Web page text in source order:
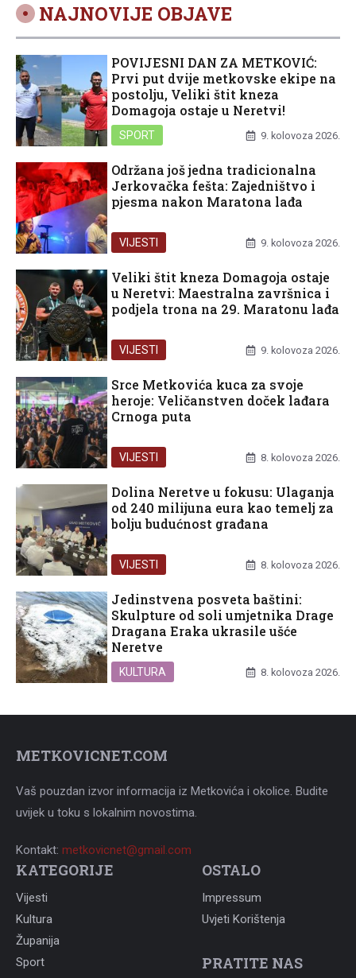
NAJNOVIJE OBJAVE
POVIJESNI DAN ZA METKOVIĆ:
Prvi put dvije metkovske ekipe na
postolju, Veliki štit kneza
Domagoja ostaje u Neretvi!
SPORT 9. kolovoza 2026.
Održana još jedna tradicionalna
Jerkovačka fešta: Zajedništvo i
pjesma nakon Maratona lađa
VIJESTI 9. kolovoza 2026.
Veliki štit kneza Domagoja ostaje
u Neretvi: Maestralna završnica i
podjela trona na 29. Maratonu lađa
VIJESTI 9. kolovoza 2026.
Srce Metkovića kuca za svoje
heroje: Veličanstven doček lađara
Crnoga puta
VIJESTI 8. kolovoza 2026.
Dolina Neretve u fokusu: Ulaganja
od 240 milijuna eura kao temelj za
bolju budućnost građana
VIJESTI 8. kolovoza 2026.
Jedinstvena posveta baštini:
Skulpture od soli umjetnika Drage
Dragana Eraka ukrasile ušće
Neretve
KULTURA 8. kolovoza 2026.
METKOVICNET.COM
Vaš pouzdan izvor informacija iz Metkovića i okolice. Budite
uvijek u toku s lokalnim novostima.
Kontakt: metkovicnet@gmail.com
KATEGORIJE
Vijesti
Kultura
Županija
Sport
OSTALO
Impressum
Uvjeti Korištenja
PRATITE NAS